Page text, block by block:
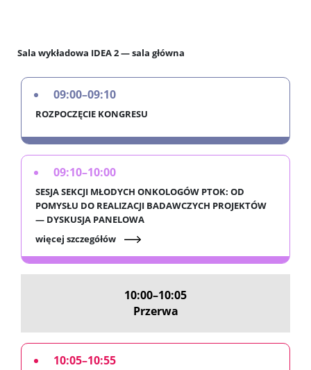
Sala wykładowa IDEA 2 — sala główna
09:00–09:10
ROZPOCZĘCIE KONGRESU
09:10–10:00
SESJA SEKCJI MŁODYCH ONKOLOGÓW PTOK: OD
POMYSŁU DO REALIZACJI BADAWCZYCH PROJEKTÓW
— DYSKUSJA PANELOWA
więcej szczegółów
10:00–10:05
Przerwa
10:05–10:55